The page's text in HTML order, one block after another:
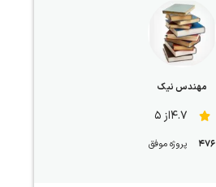
مهندس نیک
4.7از 5
476 پروژه موفق